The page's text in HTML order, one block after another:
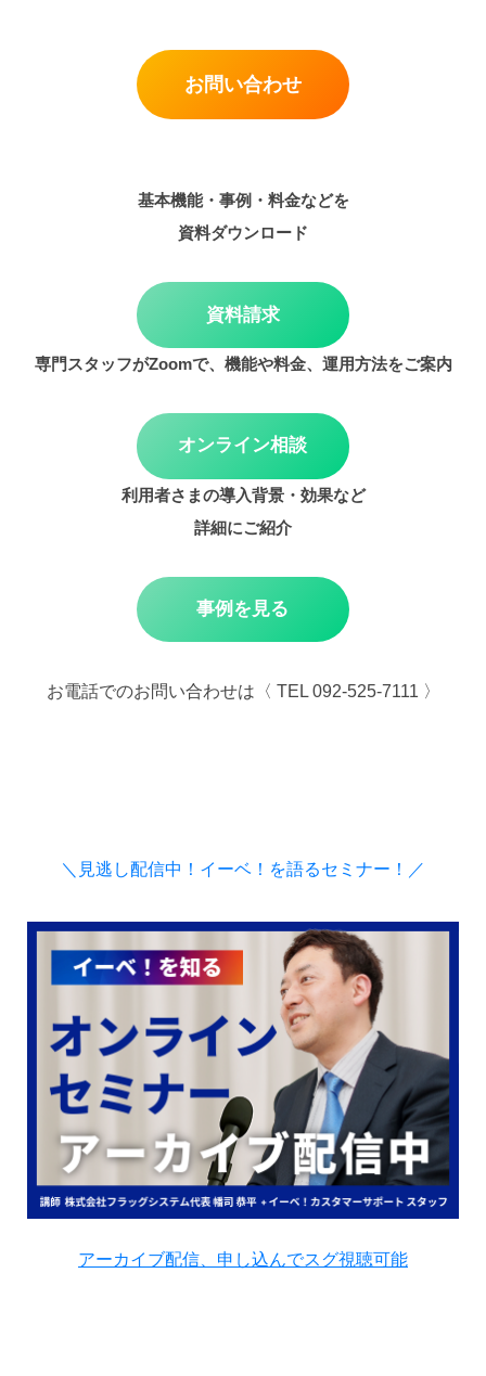
お問い合わせ
基本機能・事例・料金などを
資料ダウンロード
資料請求
専門スタッフがZoomで、機能や料金、運用方法をご案内
オンライン相談
利用者さまの導入背景・効果など
詳細にご紹介
事例を見る
お電話でのお問い合わせは〈 TEL 092-525-7111 〉
＼見逃し配信中！イーベ！を語るセミナー！／
アーカイブ配信、申し込んでスグ視聴可能